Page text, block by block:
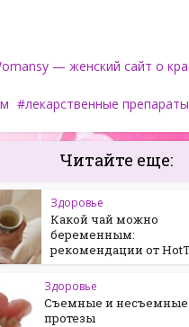
— женский сайт о
лекарственные препараты
Читайте еще:
Здоровье
Какой чай можно
беременным:
рекомендации от
Здоровье
Съемные и несъемные
протезы